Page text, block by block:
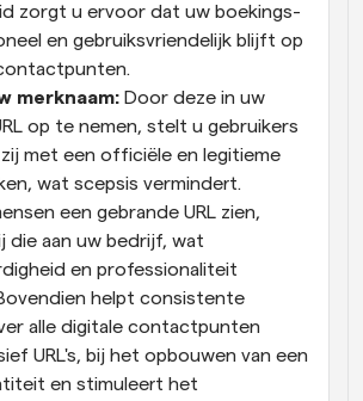
zorgt u ervoor dat uw boekings-
en gebruiksvriendelijk blijft op
merknaam: Door deze in uw
op te nemen, stelt u gebruikers
met een officiële en legitieme
wat scepsis vermindert.
een gebrande URL zien,
die aan uw bedrijf, wat
en professionaliteit
helpt consistente
alle digitale contactpunten
URL's, bij het opbouwen van een
en stimuleert het